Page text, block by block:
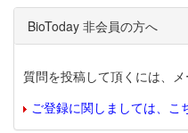
BioToday 非会員の方へ
質問を投稿して頂くには、メ
ご登録に関しましては、こ